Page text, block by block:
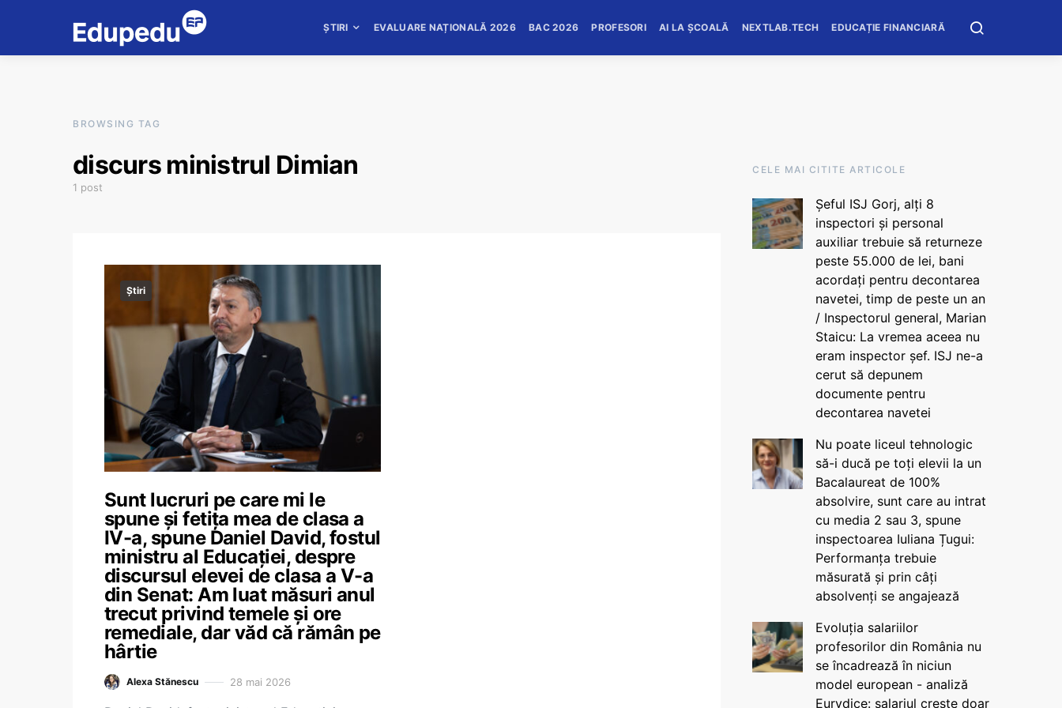
ȘTIRI EVALUARE NAȚIONALĂ 2026 BAC 2026 PROFESORI AI LA ȘCOALĂ NEXTLAB.TECH EDUCAȚIE FINANCIARĂ
BROWSING TAG
discurs ministrul Dimian
1 post
Știri
Sunt lucruri pe care mi le
spune și fetița mea de clasa a
IV-a, spune Daniel David, fostul
ministru al Educației, despre
discursul elevei de clasa a V-a
din Senat: Am luat măsuri anul
trecut privind temele și ore
remediale, dar văd că rămân pe
hârtie
Alexa Stănescu 28 mai 2026
CELE MAI CITITE ARTICOLE
Șeful ISJ Gorj, alți 8
inspectori și personal
auxiliar trebuie să returneze
peste 55.000 de lei, bani
acordați pentru decontarea
navetei, timp de peste un an
/ Inspectorul general, Marian
Staicu: La vremea aceea nu
eram inspector șef. ISJ ne-a
cerut să depunem
documente pentru
decontarea navetei
Nu poate liceul tehnologic
să-i ducă pe toți elevii la un
Bacalaureat de 100%
absolvire, sunt care au intrat
cu media 2 sau 3, spune
inspectoarea Iuliana Țugui:
Performanța trebuie
măsurată și prin câți
absolvenți se angajează
Evoluția salariilor
profesorilor din România nu
se încadrează în niciun
model european - analiză
Eurydice: salariul crește doar